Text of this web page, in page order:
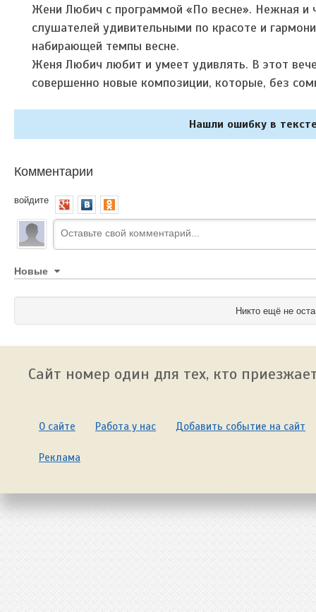
Жени Любич с программой «По весне». Нежная и
слушателей удивительными по красоте и
набирающей темпы весне.
Женя Любич любит и умеет удивлять. В этот
совершенно новые композиции, которые, без
Нашли ошибку в
Комментарии
войдите
Новые
Никто ещё не
Сайт номер один для тех, кто
О сайте Работа у нас Добавить событие на сайт
Реклама